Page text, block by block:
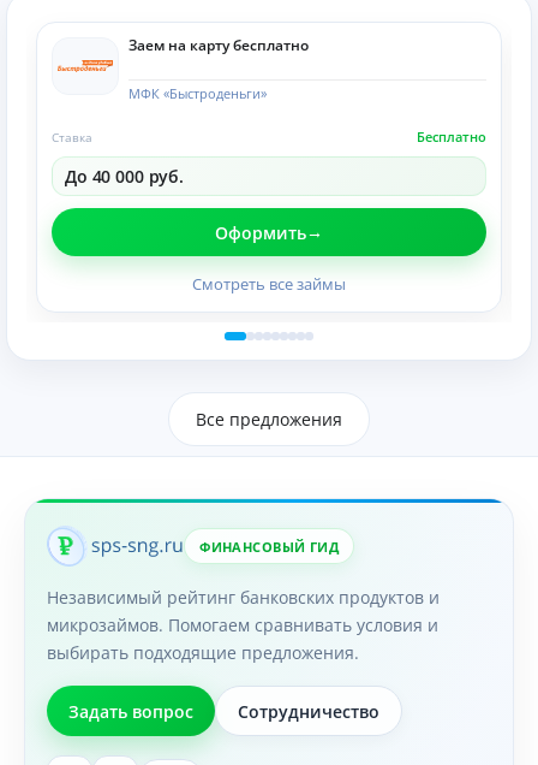
Заем на карту бесплатно
МФК «Быстроденьги»
Бесплатно
Ставка
До 40 000 руб.
Оформить
Смотреть все займы
Все предложения
ФИНАНСОВЫЙ ГИД
Независимый рейтинг банковских продуктов и
микрозаймов. Помогаем сравнивать условия и
выбирать подходящие предложения.
Задать вопрос Сотрудничество